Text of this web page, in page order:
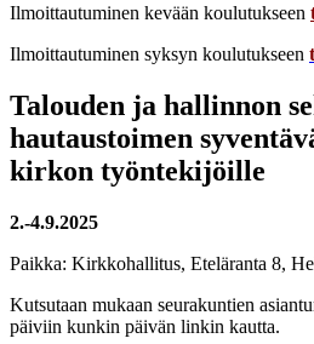
Ilmoittautuminen kevään koulutukseen
Ilmoittautuminen syksyn koulutukseen
Talouden ja hallinnon
hautaustoimen
kirkon työntekijöille
2.-4.9.2025
Paikka: Kirkkohallitus, Eteläranta 8,
Kutsutaan mukaan seurakuntien
päiviin kunkin päivän linkin kautta.